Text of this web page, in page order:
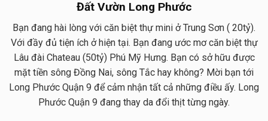
Đất Vườn Long Phước
Bạn đang hài lòng với căn biệt thự mini ở Trung Sơn ( 20tỷ).
Với đầy đủ tiện ích ở hiện tại. Bạn đang ước mơ căn biệt thự
Lâu đài Chateau (50tỷ) Phú Mỹ Hưng. Bạn có sở hữu được
mặt tiền sông Đồng Nai, sông Tắc hay không? Mời bạn tới
Long Phước Quận 9 để cảm nhận tất cả những điều ấy. Long
Phước Quận 9 đang thay da đổi thịt từng ngày.